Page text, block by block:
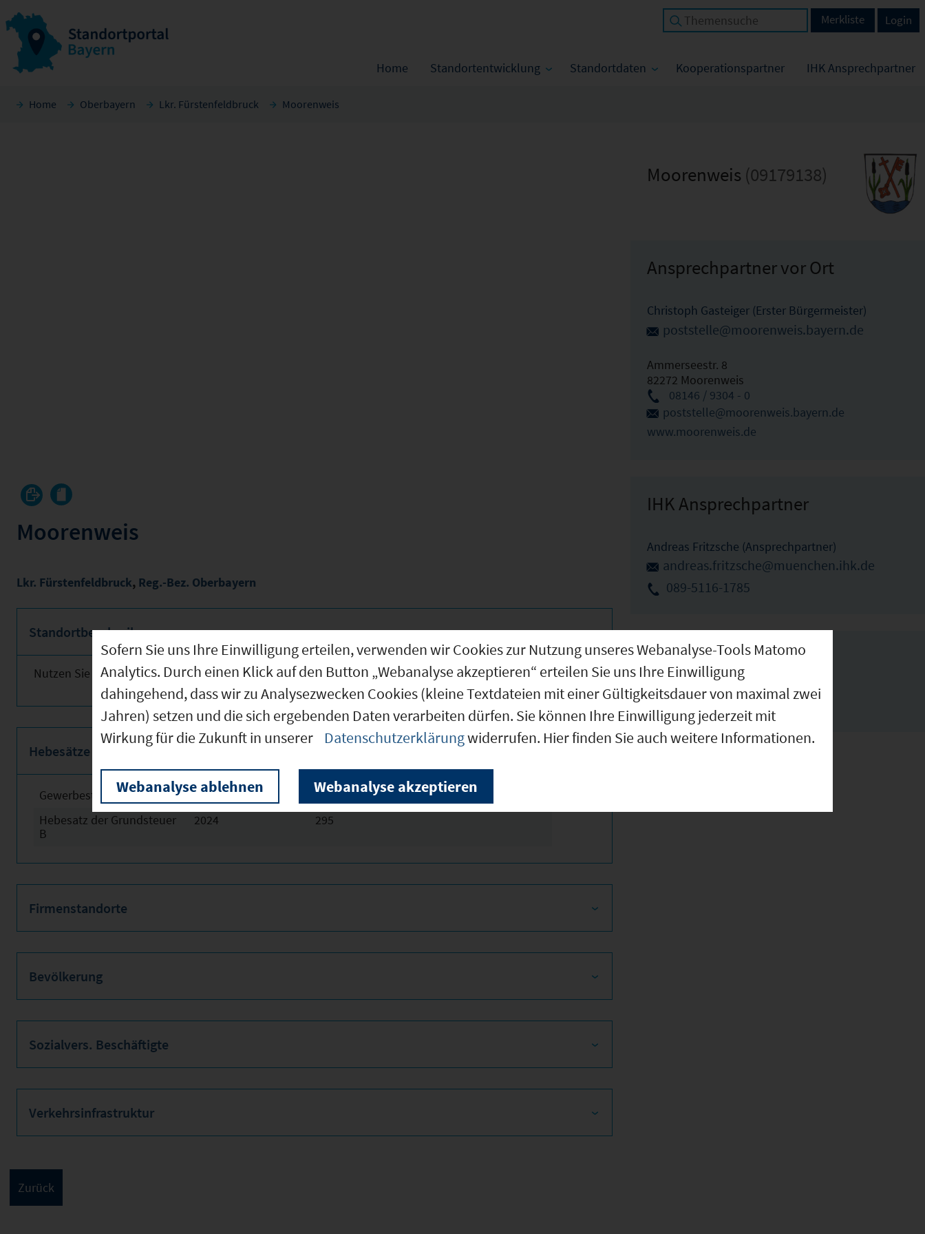
Home Standortentwicklung Standortdaten Kooperationspartner IHK Ansprechpartner
Login
Merkliste
Home Oberbayern Lkr. Fürstenfeldbruck Moorenweis
Moorenweis
Lkr. Fürstenfeldbruck, Reg.-Bez. Oberbayern
Standortbeschreibung
Nutzen Sie obenstehende Links für weitere Informationen!
Hebesätze
Gewerbesteuerhebesatz 2024
320
Hebesatz der Grundsteuer
B
2024 295
Firmenstandorte
Bevölkerung
Sozialvers. Beschäftigte
Verkehrsinfrastruktur
Moorenweis (09179138)
Ansprechpartner vor Ort
Christoph Gasteiger (Erster Bürgermeister)
poststelle@moorenweis.bayern.de
Ammerseestr. 8
82272 Moorenweis
08146 / 9304 - 0
poststelle@moorenweis.bayern.de
www.moorenweis.de
IHK Ansprechpartner
Andreas Fritzsche (Ansprechpartner)
andreas.fritzsche@muenchen.ihk.de
089-5116-1785
Links
Sofern Sie uns Ihre Einwilligung erteilen, verwenden wir Cookies zur Nutzung unseres Webanalyse-Tools Matomo
Analytics. Durch einen Klick auf den Button „Webanalyse akzeptieren“ erteilen Sie uns Ihre Einwilligung
dahingehend, dass wir zu Analysezwecken Cookies (kleine Textdateien mit einer Gültigkeitsdauer von maximal zwei
Jahren) setzen und die sich ergebenden Daten verarbeiten dürfen. Sie können Ihre Einwilligung jederzeit mit
Wirkung für die Zukunft in unserer
Datenschutzerklärungwiderrufen. Hier finden Sie auch weitere Informationen.
Webanalyse ablehnen Webanalyse akzeptieren